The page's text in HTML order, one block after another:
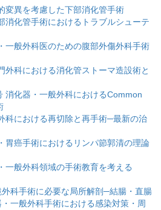
変異を考慮した下部消化管手術
消化管手術におけるトラブルシューテ
一般外科医のための腹部外傷外科手術
外科における消化管ストーマ造設術と
消化器・一般外科におけるCommon
科における再切除と再手術─最新の治
胃癌手術におけるリンパ節郭清の理論
一般外科領域の手術教育を考える
科手術に必要な局所解剖─結腸・直腸
一般外科手術における感染対策・周